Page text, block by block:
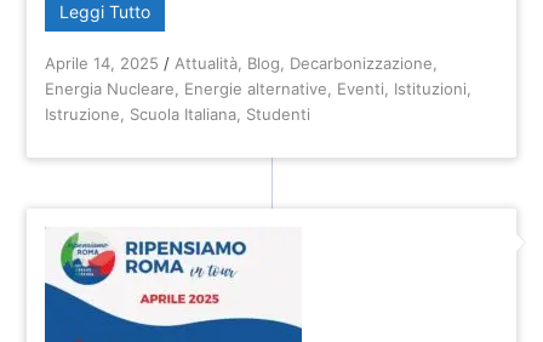
Leggi Tutto
Aprile 14, 2025 / Attualità Blog Decarbonizzazione
Energia Nucleare
Energie alternative Eventi Istituzioni
Istruzione
Scuola Italiana Studenti